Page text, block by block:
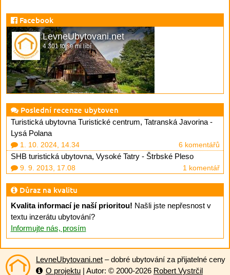
Facebook
LevneUbytovani.net
4 301 to se mi líbí
Poslední recenze ubytoven
Turistická ubytovna Turistické centrum, Tatranská Javorina -
Lysá Polana
1. 10. 2024, 14.34 6 komentářů
SHB turistická ubytovna, Vysoké Tatry - Štrbské Pleso
9. 9. 2013, 17.08 1 komentář
Důraz na kvalitu
Kvalita informací je naší prioritou! Našli jste nepřesnost v
textu inzerátu ubytování?
Informujte nás, prosím
LevneUbytovani.net – dobré ubytování za přijatelné ceny
O projektu | Autor: © 2000-2026 Robert Vystrčil